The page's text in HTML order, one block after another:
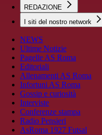
REDAZIONE
I siti del nostro network
NEWS
Ultime Notizie
Pagelle AS Roma
Editoriali
Allenamenti AS Roma
Infortuni AS Roma
Gossip e curiosità
Interviste
Conferenze stampa
Radio Pensieri
AsRoma 1927 Futsal